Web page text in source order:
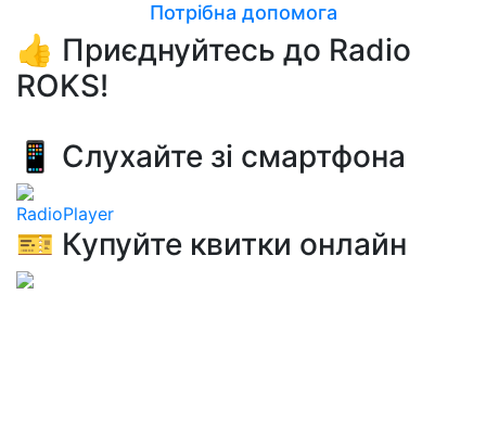
Потрібна допомога
👍 Приєднуйтесь до Radio
ROKS!
📱 Слухайте зі смартфона
RadioPlayer
🎫 Купуйте квитки онлайн